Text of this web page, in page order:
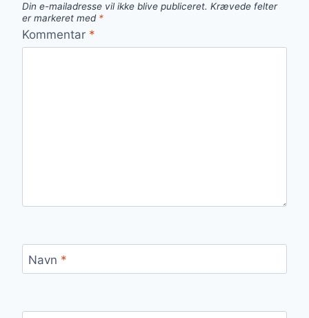
Din e-mailadresse vil ikke blive publiceret. Krævede felter
er markeret med *
Kommentar *
Navn *